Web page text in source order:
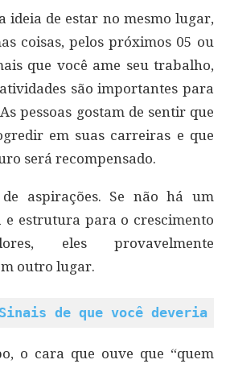
ideia de estar no mesmo lugar,
coisas, pelos próximos 05 ou
que você ame seu trabalho,
são importantes para
pessoas gostam de sentir que
em suas carreiras e que
será recompensado.
aspirações. Se não há um
estrutura para o crescimento
eles provavelmente
outro lugar.
de que você deveria
o cara que ouve que “quem